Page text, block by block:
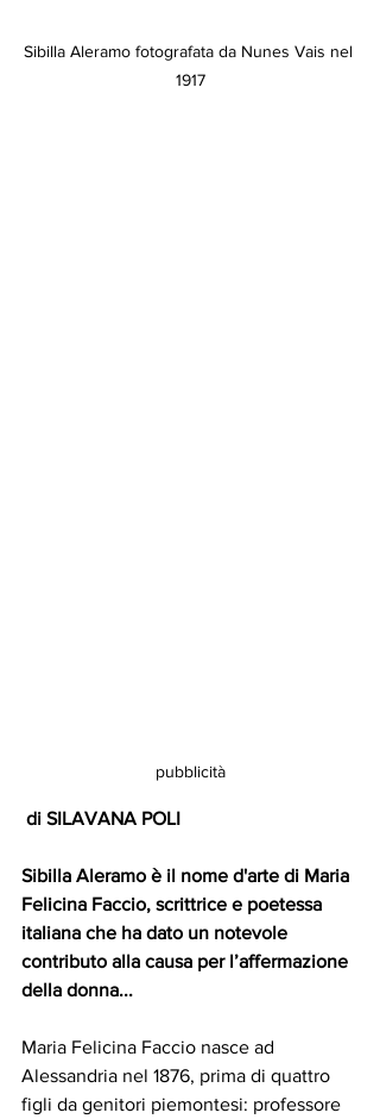
Sibilla Aleramo fotografata da Nunes Vais nel
1917
pubblicità
di SILAVANA POLI
Sibilla Aleramo è il nome d'arte di Maria
Felicina Faccio, scrittrice e poetessa
italiana che ha dato un notevole
contributo alla causa per l’affermazione
della donna...
Maria Felicina Faccio nasce ad
Alessandria nel 1876, prima di quattro
figli da genitori piemontesi: professore